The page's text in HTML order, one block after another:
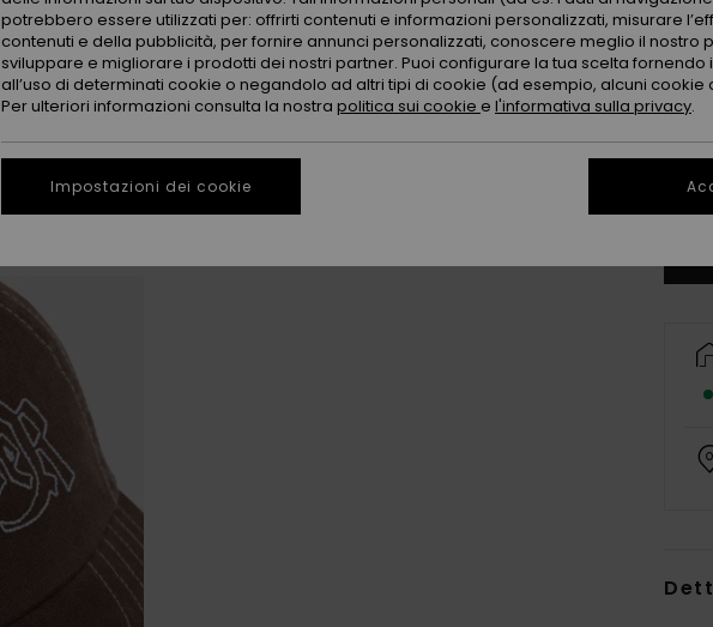
potrebbero essere utilizzati per: offrirti contenuti e informazioni personalizzati, misurare
contenuti e della pubblicità, per fornire annunci personalizzati, conoscere meglio il nostro
sviluppare e migliorare i prodotti dei nostri partner. Puoi configurare la tua scelta fornendo
all’uso di determinati cookie o negandolo ad altri tipi di cookie (ad esempio, alcuni cookie
Per ulteriori informazioni consulta la nostra politica sui cookie e l'informativa sulla privacy.
Impostazioni dei cookie